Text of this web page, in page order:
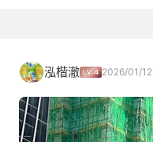
泓楷澈 2026/01/12